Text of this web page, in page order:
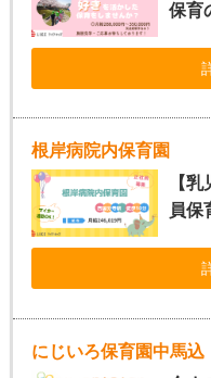
保育
根岸病院内保育園
【
員保
にじいろ保育園中馬込